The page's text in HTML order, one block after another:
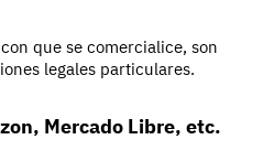
que se comercialice, son
legales particulares.
Mercado Libre, etc.